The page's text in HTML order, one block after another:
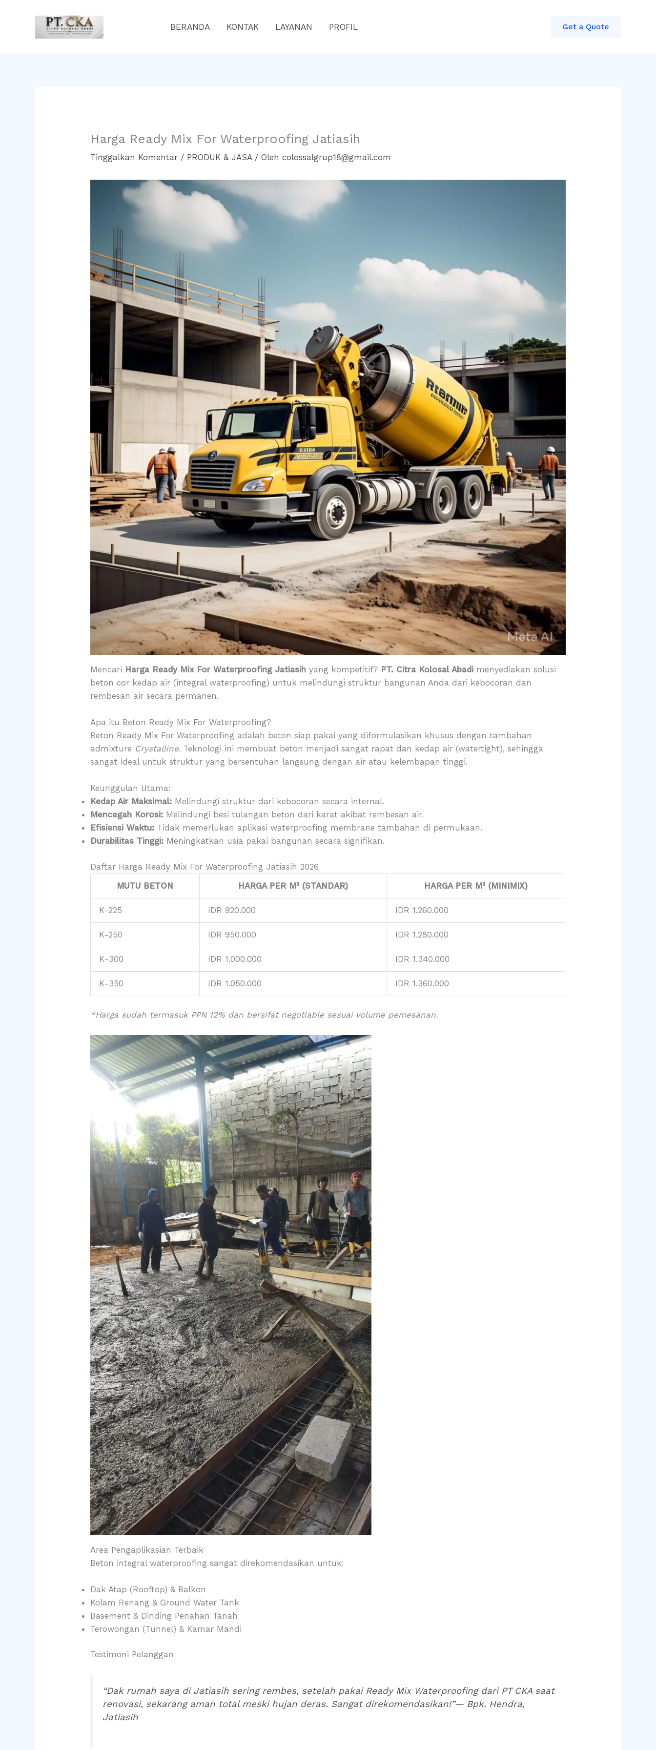
BERANDA KONTAK LAYANAN PROFIL Get a Quote
Harga Ready Mix For Waterproofing Jatiasih
Tinggalkan Komentar / PRODUK & JASA/ Olehcolossalgrup18@gmail.com
Mencari Harga Ready Mix For Waterproofing Jatiasih yang kompetitif? PT. Citra Kolosal Abadi menyediakan solusi
beton cor kedap air (integral waterproofing) untuk melindungi struktur bangunan Anda dari kebocoran dan
rembesan air secara permanen.
Apa itu Beton Ready Mix For Waterproofing?
Beton Ready Mix For Waterproofing adalah beton siap pakai yang diformulasikan khusus dengan tambahan
admixture Crystalline. Teknologi ini membuat beton menjadi sangat rapat dan kedap air (watertight), sehingga
sangat ideal untuk struktur yang bersentuhan langsung dengan air atau kelembapan tinggi.
Keunggulan Utama:
Kedap Air Maksimal: Melindungi struktur dari kebocoran secara internal.
Mencegah Korosi: Melindungi besi tulangan beton dari karat akibat rembesan air.
Efisiensi Waktu: Tidak memerlukan aplikasi waterproofing membrane tambahan di permukaan.
Durabilitas Tinggi: Meningkatkan usia pakai bangunan secara signifikan.
Daftar Harga Ready Mix For Waterproofing Jatiasih 2026
MUTU BETON
HARGA PER M³ (STANDAR) HARGA PER M³ (MINIMIX)
K-225 IDR 920.000 IDR 1.260.000
K-250 IDR 950.000 IDR 1.280.000
K-300 IDR 1.000.000 IDR 1.340.000
K-350 IDR 1.050.000 IDR 1.360.000
*Harga sudah termasuk PPN 12% dan bersifat negotiable sesuai volume pemesanan.
Area Pengaplikasian Terbaik
Beton integral waterproofing sangat direkomendasikan untuk:
Dak Atap (Rooftop) & Balkon
Kolam Renang & Ground Water Tank
Basement & Dinding Penahan Tanah
Terowongan (Tunnel) & Kamar Mandi
Testimoni Pelanggan
“Dak rumah saya di Jatiasih sering rembes, setelah pakai Ready Mix Waterproofing dari PT CKA saat
renovasi, sekarang aman total meski hujan deras. Sangat direkomendasikan!”— Bpk. Hendra,
Jatiasih